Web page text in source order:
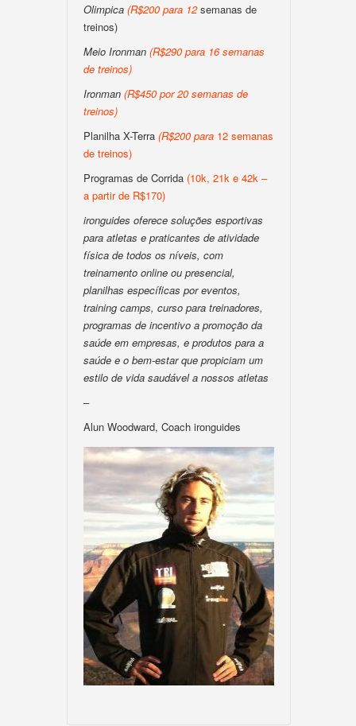
Olimpica (R$200 para 12semanas de
treinos)
Meio Ironman (R$290 para 16 semanas
de treinos)
Ironman (R$450 por 20 semanas de
treinos)
Planilha X-Terra (R$200 para 12 semanas
de treinos)
Programas de Corrida (10k, 21k e 42k –
a partir de R$170)
ironguides oferece soluções esportivas
para atletas e praticantes de atividade
física de todos os níveis, com
treinamento online ou presencial,
planilhas específicas por eventos,
training camps, curso para treinadores,
programas de incentivo a promoção da
saúde em empresas, e produtos para a
saúde e o bem-estar que propiciam um
estilo de vida saudável a nossos atletas
–
Alun Woodward, Coach ironguides